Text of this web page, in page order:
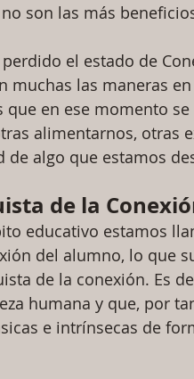
son las más
el estado de
muchas las maneras
que en ese momento
alimentarnos, otras
de algo que estamos
de la
educativo estamos
del alumno, lo que
de la conexión. Es
humana y que, por
e intrínsecas de